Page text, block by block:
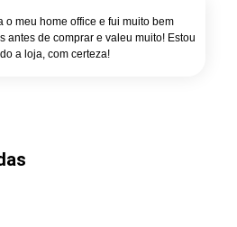
o meu home office e fui muito bem
antes de comprar e valeu muito! Estou
a loja, com certeza!